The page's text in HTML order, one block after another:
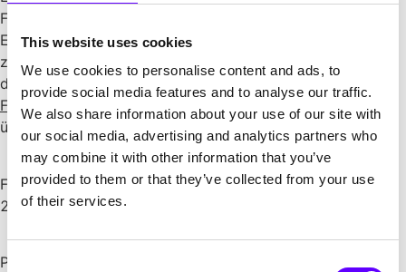
This website uses cookies
We use cookies to personalise content and ads, to
provide social media features and to analyse our traffic.
We also share information about your use of our site with
our social media, advertising and analytics partners who
may combine it with other information that you’ve
provided to them or that they’ve collected from your use
of their services.
Consent
Frischwasser und rund 68 Tonnen Biozide eingespart. Der
Einsatz dieses Verfahrens senkt Wasserverbrauch um bis
zu ca. 38 % und Betriebskosten um bis zu ca. 29 %. Für
das FuE-Projekt wurde durch PFIF das passende
Förderprogramm im Rahmen eines ZIM-EP Zuschusses
über rund 247.500 € über 30 Monate gesichert.
Fördersumme
247.500 €
Projektdauer